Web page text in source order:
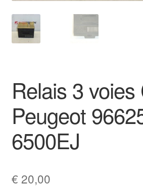
Politique de confidentialité
Procédure de Réclamation
Relais 3 voies
Peugeot
6500EJ
€ 20,00